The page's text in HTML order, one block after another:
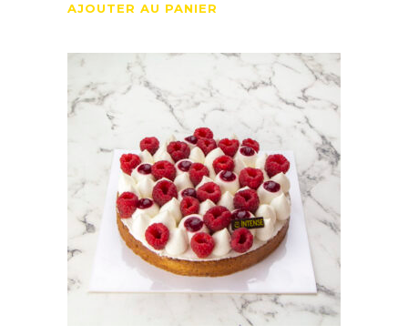
AJOUTER AU PANIER